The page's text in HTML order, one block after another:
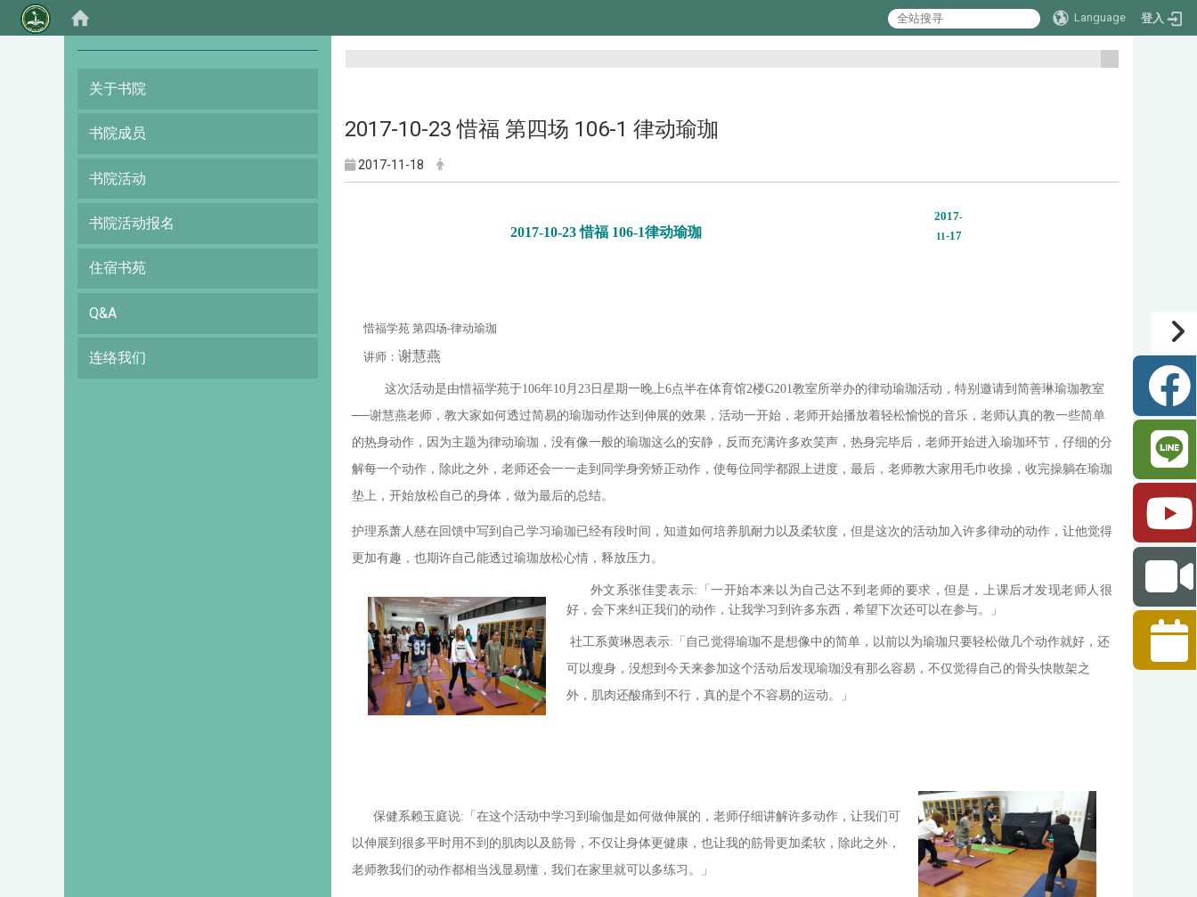
Language 登入
:::
关于书院
书院成员
书院活动
书院活动报名
住宿书苑
Q&A
连络我们
2017-10-23 惜福 第四场 106-1 律动瑜珈
2017-11-18
2017-10-23 惜福 106-1律动瑜珈
2017-
11 -17
惜福学苑 第四场-律动瑜珈
讲师 ： 谢慧燕
这次活动是由惜福学苑于106年10月23日星期一晚上6点半在体育馆2楼G201教室所举办的律动瑜珈活动，特别邀请到简善琳瑜珈教室
──谢慧燕老师，教大家如何透过简易的瑜珈动作达到伸展的效果，活动一开始，老师开始播放着轻松愉悦的音乐，老师认真的教一些简单
的热身动作，因为主题为律动瑜珈，没有像一般的瑜珈这么的安静，反而充满许多欢笑声，热身完毕后，老师开始进入瑜珈环节，仔细的分
解每一个动作，除此之外，老师还会一一走到同学身旁矫正动作，使每位同学都跟上进度，最后，老师教大家用毛巾收操，收完操躺在瑜珈
垫上，开始放松自己的身体，做为最后的总结。
护理系萧人慈在回馈中写到自己学习瑜珈已经有段时间，知道如何培养肌耐力以及柔软度，但是这次的活动加入许多律动的动作，让他觉得
更加有趣，也期许自己能透过瑜珈放松心情，释放压力。
外文系张佳雯表示:「一开始本来以为自己达不到老师的要求，但是，上课后才发现老师人很
好，会下来纠正我们的动作，让我学习到许多东西，希望下次还可以在参与。」
社工系黄琳恩表示:「自己觉得瑜珈不是想像中的简单，以前以为瑜珈只要轻松做几个动作就好，还
可以瘦身，没想到今天来参加这个活动后发现瑜珈没有那么容易，不仅觉得自己的骨头快散架之
外，肌肉还酸痛到不行，真的是个不容易的运动。」
保健系赖玉庭说:「在这个活动中学习到瑜伽是如何做伸展的，老师仔细讲解许多动作，让我们可
以伸展到很多平时用不到的肌肉以及筋骨，不仅让身体更健康，也让我的筋骨更加柔软，除此之外，
老师教我们的动作都相当浅显易懂，我们在家里就可以多练习。」